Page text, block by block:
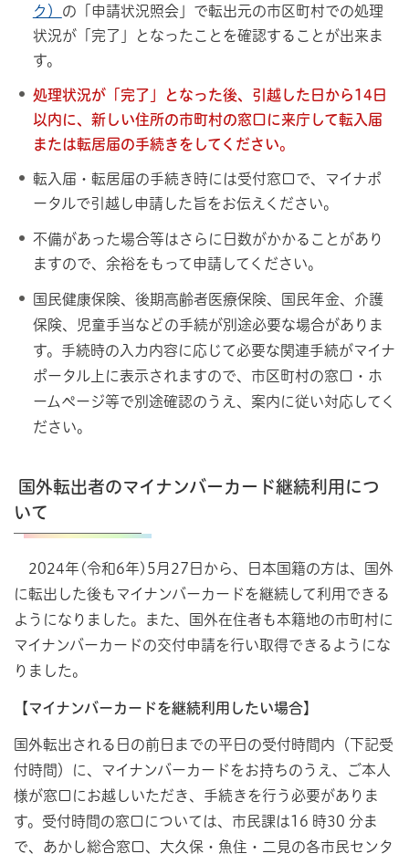
ク） の「申請状況照会」で転出元の市区町村での処理
状況が「完了」となったことを確認することが出来ま
す。
処理状況が「完了」となった後、引越した日から14日
以内に、新しい住所の市町村の窓口に来庁して転入届
または転居届の手続きをしてください。
転入届・転居届の手続き時には受付窓口で、マイナポ
ータルで引越し申請した旨をお伝えください。
不備があった場合等はさらに日数がかかることがあり
ますので、余裕をもって申請してください。
国民健康保険、後期高齢者医療保険、国民年金、介護
保険、児童手当などの手続が別途必要な場合がありま
す。手続時の入力内容に応じて必要な関連手続がマイナ
ポータル上に表示されますので、市区町村の窓口・ホ
ームページ等で別途確認のうえ、案内に従い対応してく
ださい。
国外転出者のマイナンバーカード継続利用につ
いて
2024年(令和6年)5月27日から、日本国籍の方は、国外
に転出した後もマイナンバーカードを継続して利用できる
ようになりました。また、国外在住者も本籍地の市町村に
マイナンバーカードの交付申請を行い取得できるようにな
りました。
【マイナンバーカードを継続利用したい場合】
国外転出される日の前日までの平日の受付時間内（下記受
付時間）に、マイナンバーカードをお持ちのうえ、ご本人
様が窓口にお越しいただき、手続きを行う必要がありま
す。受付時間の窓口については、市民課は16 時30 分ま
で、あかし総合窓口、大久保・魚住・二見の各市民センタ